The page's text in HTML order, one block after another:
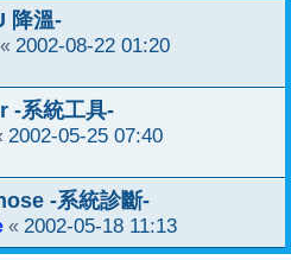
降溫-
« 2002-08-22 01:20
-系統工具-
2002-05-25 07:40
-系統診斷-
« 2002-05-18 11:13